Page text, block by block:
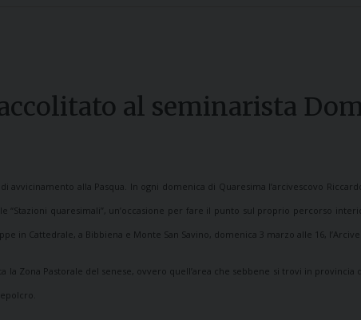
al seminarista
avvicinamento alla Pasqua. In ogni domenica di Quaresima l’arcivescovo
“Stazioni quaresimali”, un’occasione per fare il punto sul proprio percorso
in Cattedrale, a Bibbiena e Monte San Savino, domenica 3 marzo alle 16,
la Zona Pastorale del senese, ovvero quell’area che sebbene si trovi in